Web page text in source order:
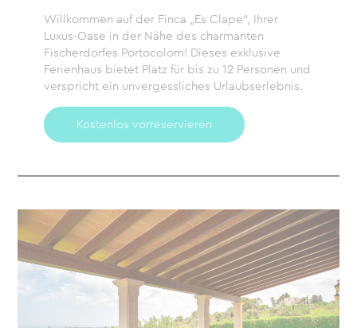
Willkommen auf der Finca „Es Clape“, Ihrer
Luxus-Oase in der Nähe des charmanten
Fischerdorfes Portocolom! Dieses exklusive
Ferienhaus bietet Platz für bis zu 12 Personen und
verspricht ein unvergessliches Urlaubserlebnis.
Kostenlos vorreservieren